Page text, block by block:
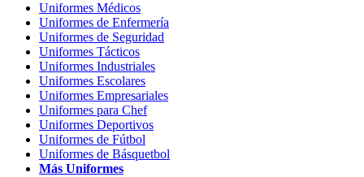
Uniformes Médicos
Uniformes de Enfermería
Uniformes de Seguridad
Uniformes Tácticos
Uniformes Industriales
Uniformes Escolares
Uniformes Empresariales
Uniformes para Chef
Uniformes Deportivos
Uniformes de Fútbol
Uniformes de Básquetbol
Más Uniformes